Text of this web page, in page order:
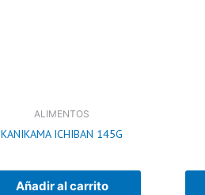
ALIMENTOS
KANIKAMA ICHIBAN 145G
Añadir al carrito